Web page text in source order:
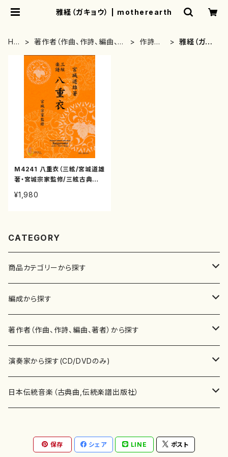
雅経（ガキョウ） | motherearth
HO
著作者（作曲、作詩、編曲、著
作詩者・
雅経（ガキ
M4241 八重衣（三絃/宮城道雄
著・宮城宗家監修/三絃古典楽
¥1,980
CATEGORY
商品カテゴリーから探す
楽譜
書籍
書籍
テキストブック
CD・DVD
チケット
邦楽ジャーナル
レコード
編成から探す
邦楽器
箏・琴（ソロ）
箏・琴（合奏）
三味線（合奏）
合唱
混声合唱
男声合唱
歌・声
ピアノ（ソロ）
洋楽器（弦楽器）
著作者（作曲、作詩、編曲、著者）から探す
あ行
青木省三(アオキ ショウゾウ)
秋山健治(アキヤマ ケンジ）
か行
蔭山滸山(カゲヤマ キョザン)
斉藤松声(サイトウ ショウセイ)
演奏家から探す(CD/DVDのみ)
邦楽（箏、三味線、尺八等）演奏家
石川高（笙）
應和惠子（声楽・ソプラノ）
洋楽-鍵盤楽器（ピアノ、オルガン等）演奏家
日本伝統音楽（古典曲,伝統楽譜出版社）
宮城道雄（宮城宗家監修）
地歌箏曲（三絃古典楽譜）
保存 シェア LINE ポスト